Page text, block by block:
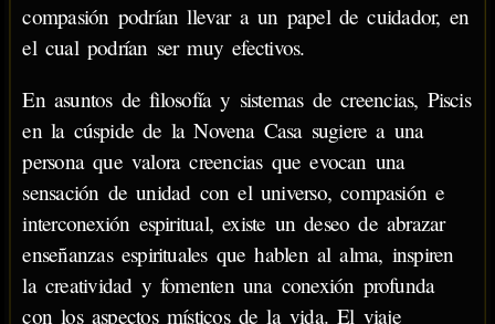
compasión podrían llevar a un papel de cuidador, en
el cual podrían ser muy efectivos.
En asuntos de filosofía y sistemas de creencias, Piscis
en la cúspide de la Novena Casa sugiere a una
persona que valora creencias que evocan una
sensación de unidad con el universo, compasión e
interconexión espiritual, existe un deseo de abrazar
enseñanzas espirituales que hablen al alma, inspiren
la creatividad y fomenten una conexión profunda
con los aspectos místicos de la vida. El viaje